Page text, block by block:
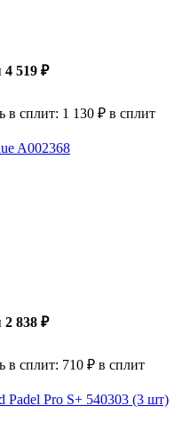
4 519 ₽
в сплит: 1 130 ₽ в сплит
A002368
2 838 ₽
в сплит: 710 ₽ в сплит
Padel Pro S+ 540303 (3 шт)